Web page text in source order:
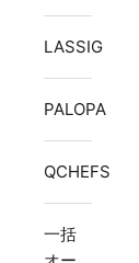
LASSIG
PALOPA
QCHEFS
一括